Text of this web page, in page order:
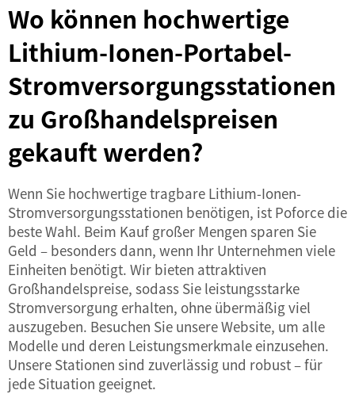
Wo können hochwertige
Lithium-Ionen-Portabel-
Stromversorgungsstationen
zu Großhandelspreisen
gekauft werden?
Wenn Sie hochwertige tragbare Lithium-Ionen-
Stromversorgungsstationen benötigen, ist Poforce die
beste Wahl. Beim Kauf großer Mengen sparen Sie
Geld – besonders dann, wenn Ihr Unternehmen viele
Einheiten benötigt. Wir bieten attraktiven
Großhandelspreise, sodass Sie leistungsstarke
Stromversorgung erhalten, ohne übermäßig viel
auszugeben. Besuchen Sie unsere Website, um alle
Modelle und deren Leistungsmerkmale einzusehen.
Unsere Stationen sind zuverlässig und robust – für
jede Situation geeignet.